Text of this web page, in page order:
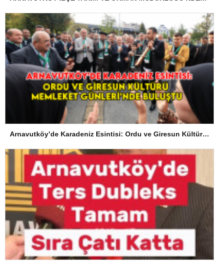
Arnavutköy’de Karadeniz Esintisi: Ordu ve Giresun Kültürü Memleket Günleri’nde Buluştu